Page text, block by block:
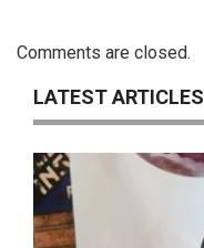
Comments are closed.
LATEST ARTICLES